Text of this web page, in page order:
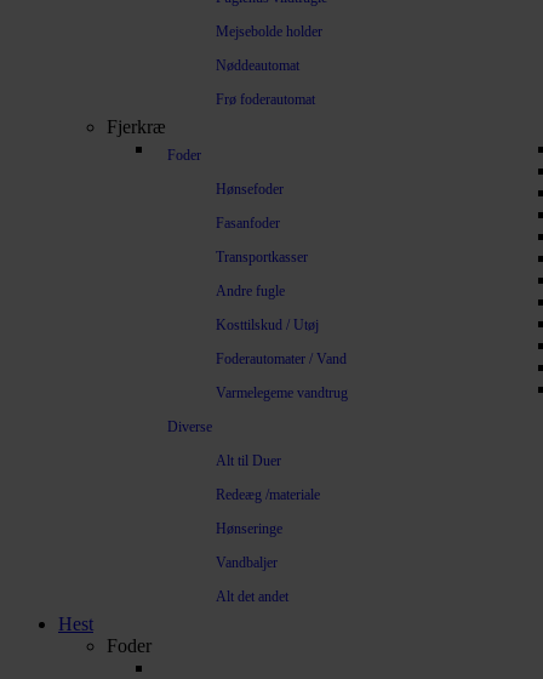
Mejsebolde holder
Nøddeautomat
Frø foderautomat
Fjerkræ
Foder
Hønsefoder
Fasanfoder
Transportkasser
Andre fugle
Kosttilskud / Utøj
Foderautomater / Vand
Varmelegeme vandtrug
Diverse
Alt til Duer
Redeæg /materiale
Hønseringe
Vandbaljer
Alt det andet
Hest
Foder